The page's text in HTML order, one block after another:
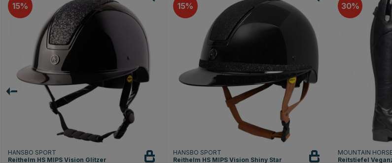
15
HANSBO SPORT
Reithelm HS MIPS Vision Glitzer
15
HANSBO SPORT
Reithelm HS MIPS Vision Shiny Star
30
MOUNTAIN HORSE
Reitstiefel